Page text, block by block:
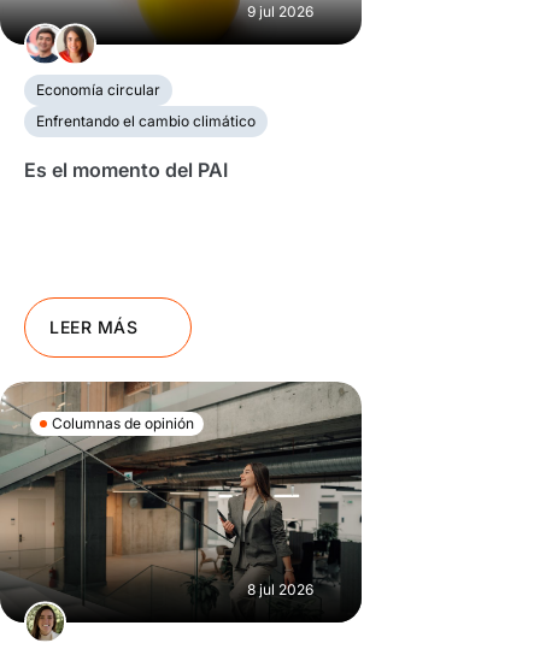
9 jul 2026
Economía circular
Enfrentando el cambio climático
Es el momento del PAI
LEER MÁS
Columnas de opinión
8 jul 2026